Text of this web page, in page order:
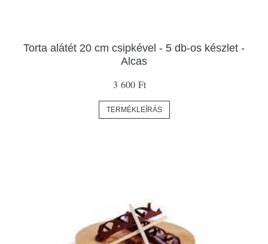
Torta alátét 20 cm csipkével - 5 db-os készlet -
Alcas
3 600 Ft
TERMÉKLEÍRÁS